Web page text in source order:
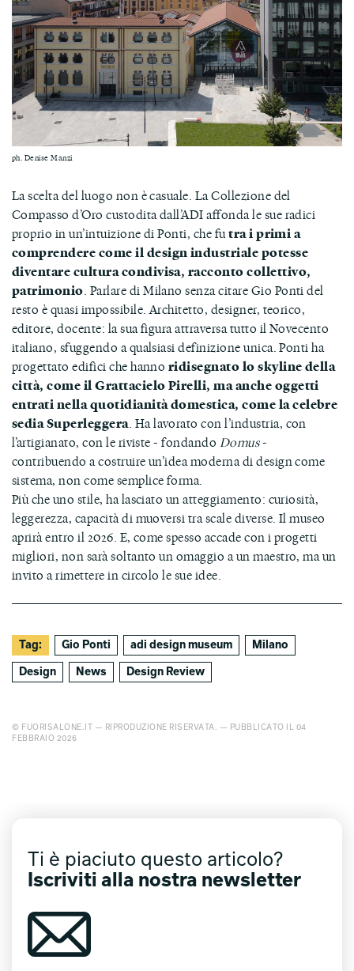
ph. Denise Manzi
La scelta del luogo non è casuale. La Collezione del
Compasso d’Oro custodita dall’ADI affonda le sue radici
proprio in un’intuizione di Ponti, che futra i primi a
comprendere come il design industriale potesse
diventare cultura condivisa, racconto collettivo,
patrimonio. Parlare di Milano senza citare Gio Ponti del
resto è quasi impossibile. Architetto, designer, teorico,
editore, docente: la sua figura attraversa tutto il Novecento
italiano, sfuggendo a qualsiasi definizione unica. Ponti ha
progettato edifici che hanno ridisegnato lo skyline della
città, come il Grattacielo Pirelli, ma anche oggetti
entrati nella quotidianità domestica, come la celebre
sedia Superleggera. Ha lavorato con l’industria, con
l’artigianato, con le riviste - fondando Domus-
contribuendo a costruire un’idea moderna di design come
sistema, non come semplice forma.
Più che uno stile, ha lasciato un atteggiamento: curiosità,
leggerezza, capacità di muoversi tra scale diverse. Il museo
aprirà entro il 2026. E, come spesso accade con i progetti
migliori, non sarà soltanto un omaggio a un maestro, ma un
invito a rimettere in circolo le sue idee.
Tag: Gio Ponti adi design museum Milano
Design News Design Review
© FUORISALONE.IT — RIPRODUZIONE RISERVATA. — PUBBLICATO IL 04
FEBBRAIO 2026
Ti è piaciuto questo articolo?
Iscriviti alla nostra newsletter